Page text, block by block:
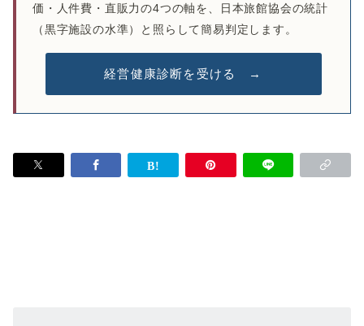
価・人件費・直販力の4つの軸を、日本旅館協会の統計
（黒字施設の水準）と照らして簡易判定します。
経営健康診断を受ける →